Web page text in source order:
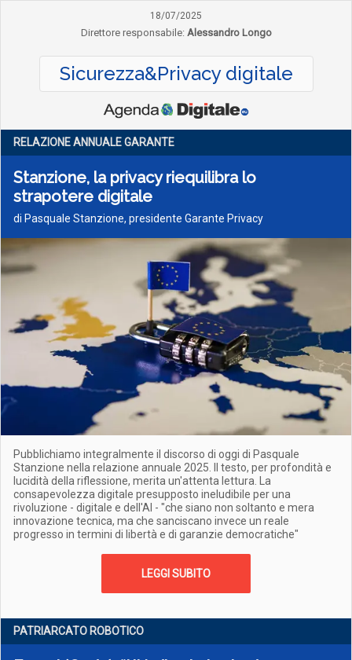
18/07/2025
Direttore responsabile: Alessandro Longo
Sicurezza&Privacy digitale
RELAZIONE ANNUALE GARANTE
Stanzione, la privacy riequilibra lo
strapotere digitale
di Pasquale Stanzione, presidente Garante Privacy
Pubblichiamo integralmente il discorso di oggi di Pasquale
Stanzione nella relazione annuale 2025. Il testo, per profondità e
lucidità della riflessione, merita un'attenta lettura. La
consapevolezza digitale presupposto ineludibile per una
rivoluzione - digitale e dell'AI - "che siano non soltanto e mera
innovazione tecnica, ma che sanciscano invece un reale
progresso in termini di libertà e di garanzie democratiche"
LEGGI SUBITO
PATRIARCATO ROBOTICO